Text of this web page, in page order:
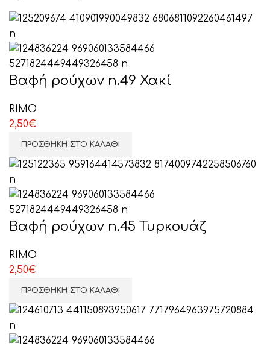
Βαφή ρούχων n.49 Χακί
RIMO
2,50€
ΠΡΟΣΘΉΚΗ ΣΤΟ ΚΑΛΆΘΙ
Βαφή ρούχων n.45 Τυρκουάζ
RIMO
2,50€
ΠΡΟΣΘΉΚΗ ΣΤΟ ΚΑΛΆΘΙ